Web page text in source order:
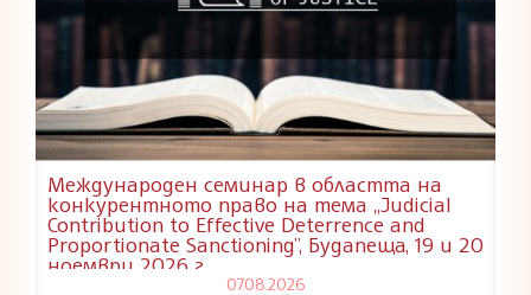
Международен семинар в областта на
конкурентното право на тема „Judicial
Contribution to Effective Deterrence and
Proportionate Sanctioning”, Будапеща, 19 и 20
ноември 2026 г.
07.08.2026